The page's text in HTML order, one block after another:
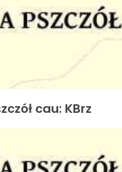
cau: KBrz